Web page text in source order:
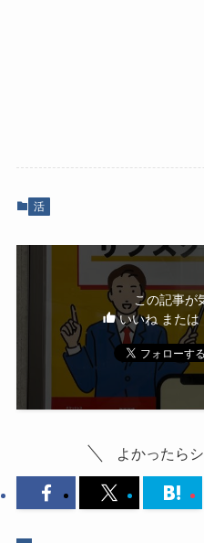
活
この記事が
いいね または
よかったら